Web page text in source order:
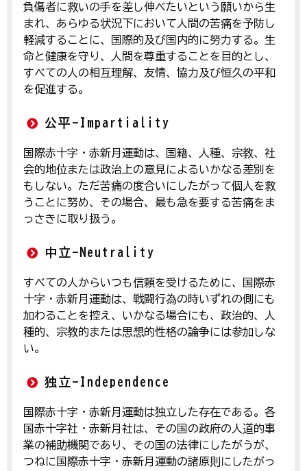
負傷者に救いの手を差し伸べたいという願いから生
まれ、あらゆる状況下において人間の苦痛を予防し
軽減することに、国際的及び国内的に努力する。生
命と健康を守り、人間を尊重することを目的とし、
すべての人の相互理解、友情、協力及び恒久の平和
を促進する。
公平- Impartiality
国際赤十字・赤新月運動は、国籍、人種、宗教、社
会的地位または政治上の意見によるいかなる差別を
もしない。ただ苦痛の度合いにしたがって個人を救
うことに努め、その場合、最も急を要する苦痛をま
っさきに取り扱う。
中立- Neutrality
すべての人からいつも信頼を受けるために、国際赤
十字・赤新月運動は、戦闘行為の時いずれの側にも
加わることを控え、いかなる場合にも、政治的、人
種的、宗教的または思想的性格の論争には参加しな
い。
独立- Independence
国際赤十字・赤新月運動は独立した存在である。各
国赤十字社・赤新月社は、その国の政府の人道的事
業の補助機関であり、その国の法律にしたがうが、
つねに国際赤十字・赤新月運動の諸原則にしたがっ